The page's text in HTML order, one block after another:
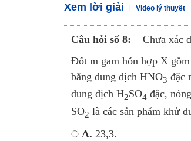
Xem lời giải Video lý thuyết
Câu hỏi số 8:
Chưa xác
Đốt m gam hỗn hợp X
bằng dung dịch HNO3 đặc
dung dịch H2SO4 đặc,
SO2 là các sản phẩm khử
A. 23,3.